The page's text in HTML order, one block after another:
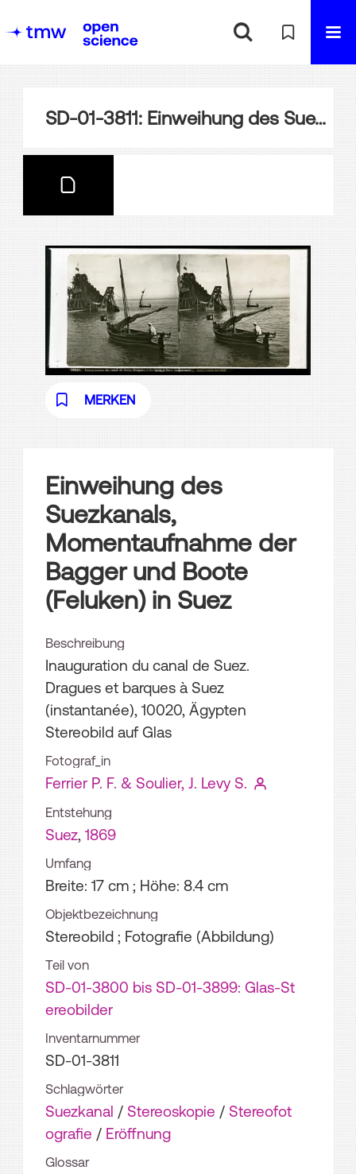
SD-01-3811: Einweihung des Suezkanals, Momentaufnahme der Bagger und Boote (Feluken) in Suez
MERKEN
Einweihung des
Suezkanals,
Momentaufnahme der
Bagger und Boote
(Feluken) in Suez
Beschreibung
Inauguration du canal de Suez.
Dragues et barques à Suez
(instantanée), 10020, Ägypten
Stereobild auf Glas
Fotograf_in
Ferrier P. F. & Soulier, J. Levy S.
Entstehung
Suez, 1869
Umfang
Breite: 17 cm ; Höhe: 8.4 cm
Objektbezeichnung
Stereobild ; Fotografie (Abbildung)
Teil von
SD-01-3800 bis SD-01-3899: Glas-St
ereobilder
Inventarnummer
SD-01-3811
Schlagwörter
Suezkanal / Stereoskopie / Stereofot
ografie / Eröffnung
Glossar